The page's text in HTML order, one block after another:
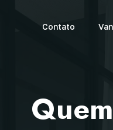
Contato